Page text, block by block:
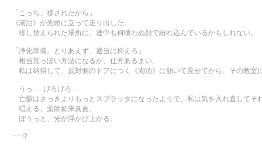
「こっち、移されたから」
《湖泊》が先頭に立って走り出した。
移し替えられた場所に、連中も何喰わぬ顔で紛れ込んでいるかもしれない。
「浄化準備。とりあえず、適当に抑えろ」
相当荒っぽい方法になるが、仕方あるまい。
私は納得して、反対側のドアにつく《湖泊》に頷いて見せてから、その教室
うっ……げろげろ……
亡骸はさっきよりもっとスプラッタになったようで、私は気を入れ直してそ
唱える、薬師如来真言。
ぼうっと、光が浮かび上がる。
――!?